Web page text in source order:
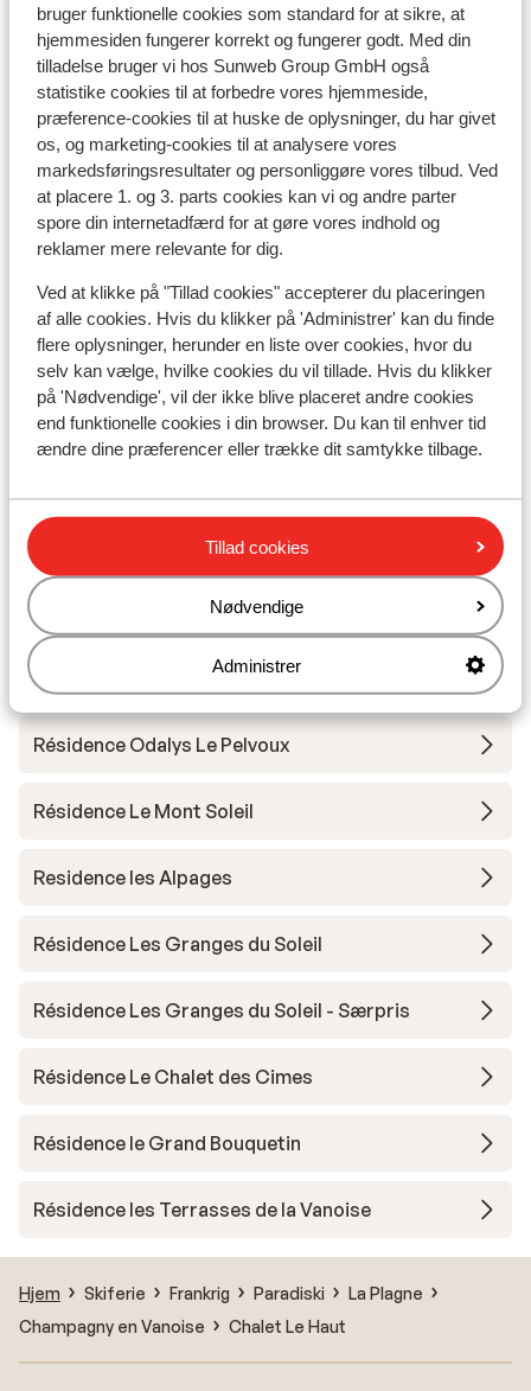
bruger funktionelle cookies som standard for at sikre, at
hjemmesiden fungerer korrekt og fungerer godt. Med din
tilladelse bruger vi hos Sunweb Group GmbH også
statistike cookies til at forbedre vores hjemmeside,
præference-cookies til at huske de oplysninger, du har givet
os, og marketing-cookies til at analysere vores
markedsføringsresultater og personliggøre vores tilbud. Ved
at placere 1. og 3. parts cookies kan vi og andre parter
spore din internetadfærd for at gøre vores indhold og
reklamer mere relevante for dig.
Ved at klikke på "Tillad cookies" accepterer du placeringen
af alle cookies. Hvis du klikker på 'Administrer' kan du finde
flere oplysninger, herunder en liste over cookies, hvor du
selv kan vælge, hvilke cookies du vil tillade. Hvis du klikker
på 'Nødvendige', vil der ikke blive placeret andre cookies
end funktionelle cookies i din browser. Du kan til enhver tid
ændre dine præferencer eller trække dit samtykke tilbage.
Tillad cookies
Nødvendige
Administrer
Undervisning
Skileje
Andre overnatningssteder i La Plagne
Résidence Terresens l'Etoile de la Vanoise
Hotel Carlina Belle Plagne
Résidence MGM Manaka
Résidence CGH le White Pearl Lodge & Spa *****
Résidence CGH le White Pearl Lodge & Spa *****
Résidence Le Snoroc
Résidence W2050
Résidence Odalys Le Pelvoux
Résidence Le Mont Soleil
Residence les Alpages
Résidence Les Granges du Soleil
Résidence Les Granges du Soleil - Særpris
Résidence Le Chalet des Cimes
Résidence le Grand Bouquetin
Résidence les Terrasses de la Vanoise
Hjem Skiferie Frankrig Paradiski
La Plagne
Champagny en Vanoise
Chalet Le Haut